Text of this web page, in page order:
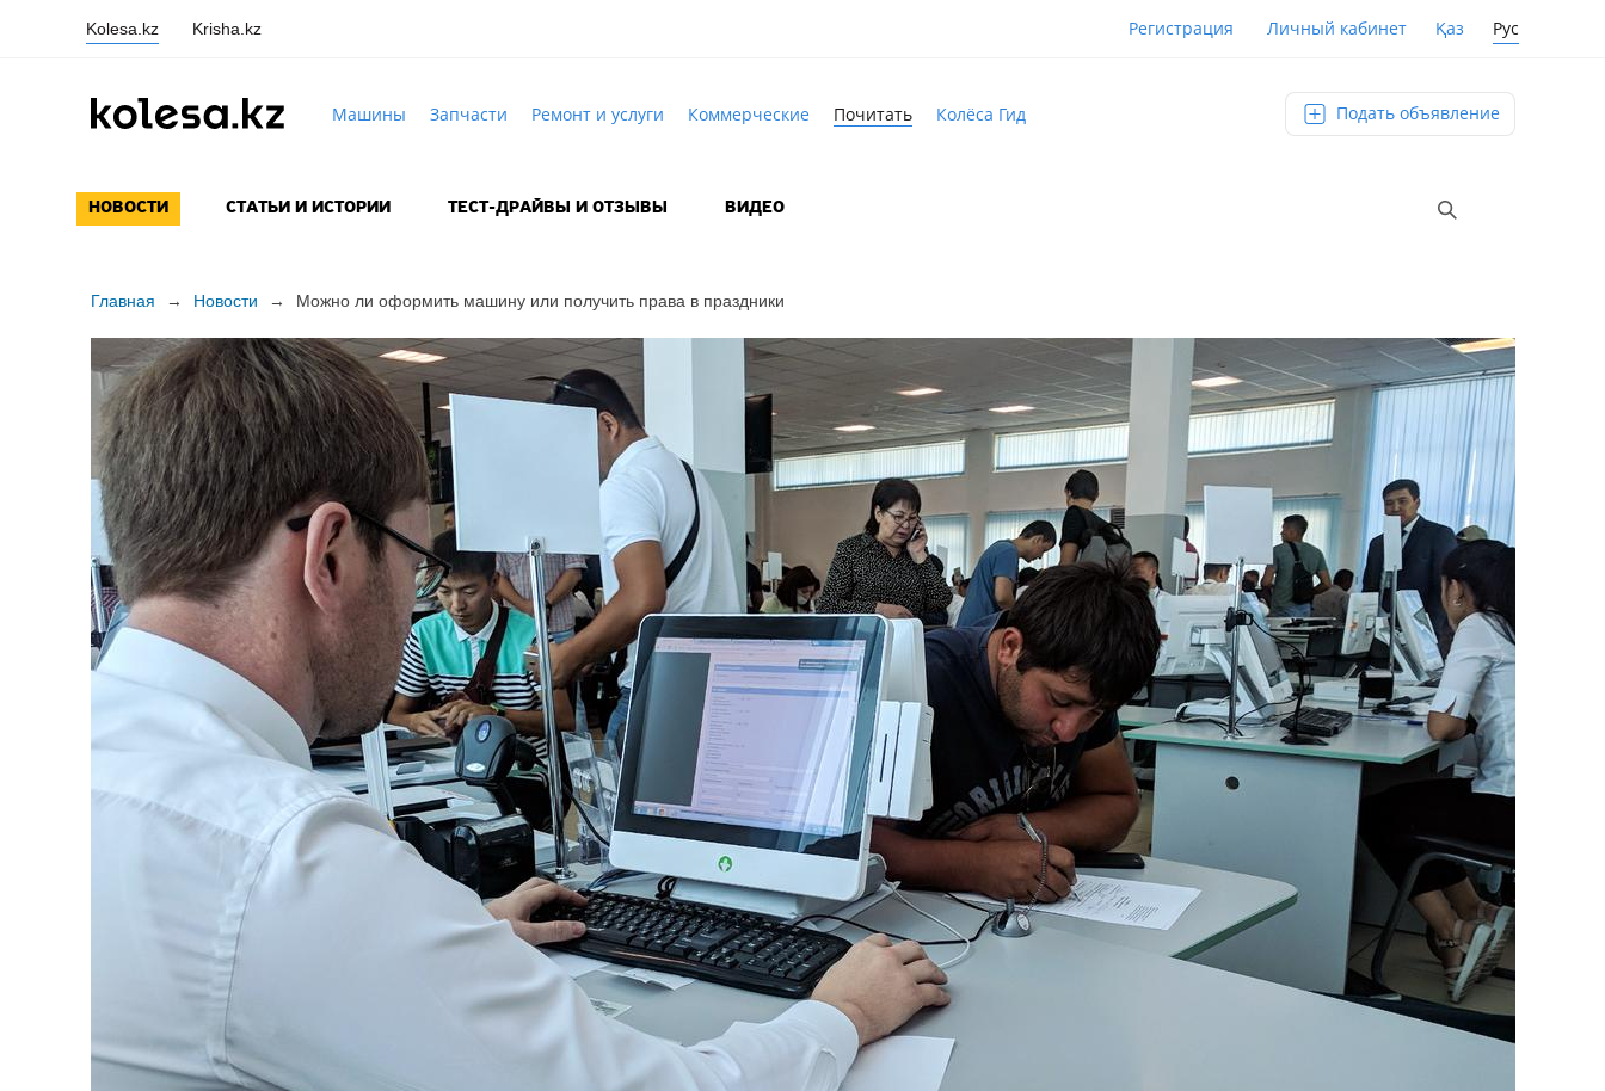
Kolesa.kz Krisha.kz Регистрация Личный кабинет Қаз Рус
Машины Запчасти Ремонт и услуги Коммерческие Почитать Колёса Гид Подать объявление
НОВОСТИ СТАТЬИ И ИСТОРИИ ТЕСТ-ДРАЙВЫ И ОТЗЫВЫ ВИДЕО
Главная → Новости → Можно ли оформить машину или получить права в праздники